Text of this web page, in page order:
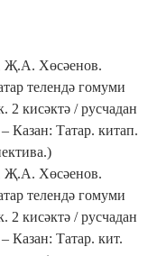
Хөсәенов.
телендә гомуми
2 кисәктә / русчадан
Татар. китап.
Хөсәенов.
телендә гомуми
2 кисәктә / русчадан
Татар. кит.